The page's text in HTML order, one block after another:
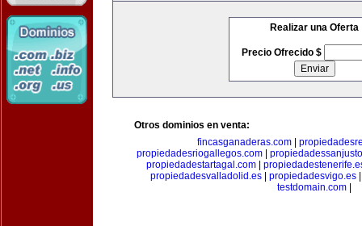
Realizar una Oferta
Precio Ofrecido $
Otros dominios en venta:
fincasganaderas.com|
propiedadesriogallegos.com|
propiedadestartagal.com|
propiedadesvalladolid.es
propiedadesvigo.es
testdomain.com